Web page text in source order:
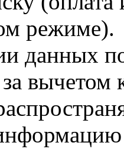
режиме).
данных
за